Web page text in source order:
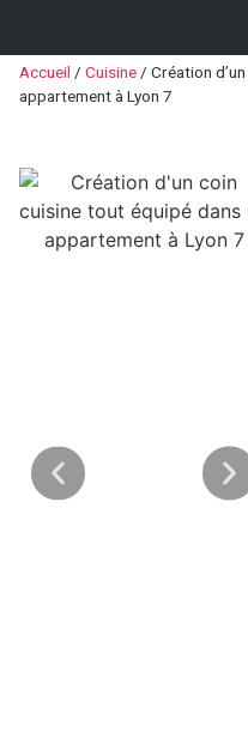
Accueil / Cuisine / Création
appartement à Lyon 7